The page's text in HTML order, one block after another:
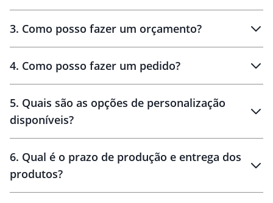
personalizados
3. Como posso fazer um orçamento?
brinde
personalização
4. Como posso fazer um pedido?
amostra virtual
5. Quais são as opções de personalização
disponíveis?
6. Qual é o prazo de produção e entrega dos
produtos?